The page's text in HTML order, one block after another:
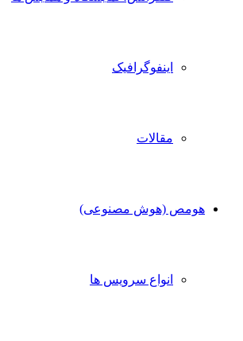
اینفوگرافیک
مقالات
هومص (هوش مصنوعی)
انواع سرویس ها